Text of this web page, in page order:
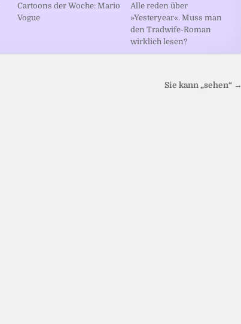
Cartoons der Woche: Mario
Vogue
Alle reden über
»Yesteryear«. Muss man
den Tradwife-Roman
wirklich lesen?
Sie kann „sehen“ →